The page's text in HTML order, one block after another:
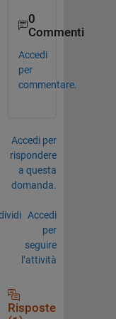
0
Commenti
Accedi
per
commentare.
Accedi per
rispondere
a questa
domanda.
Accedi
per
seguire
l’attività
Risposte